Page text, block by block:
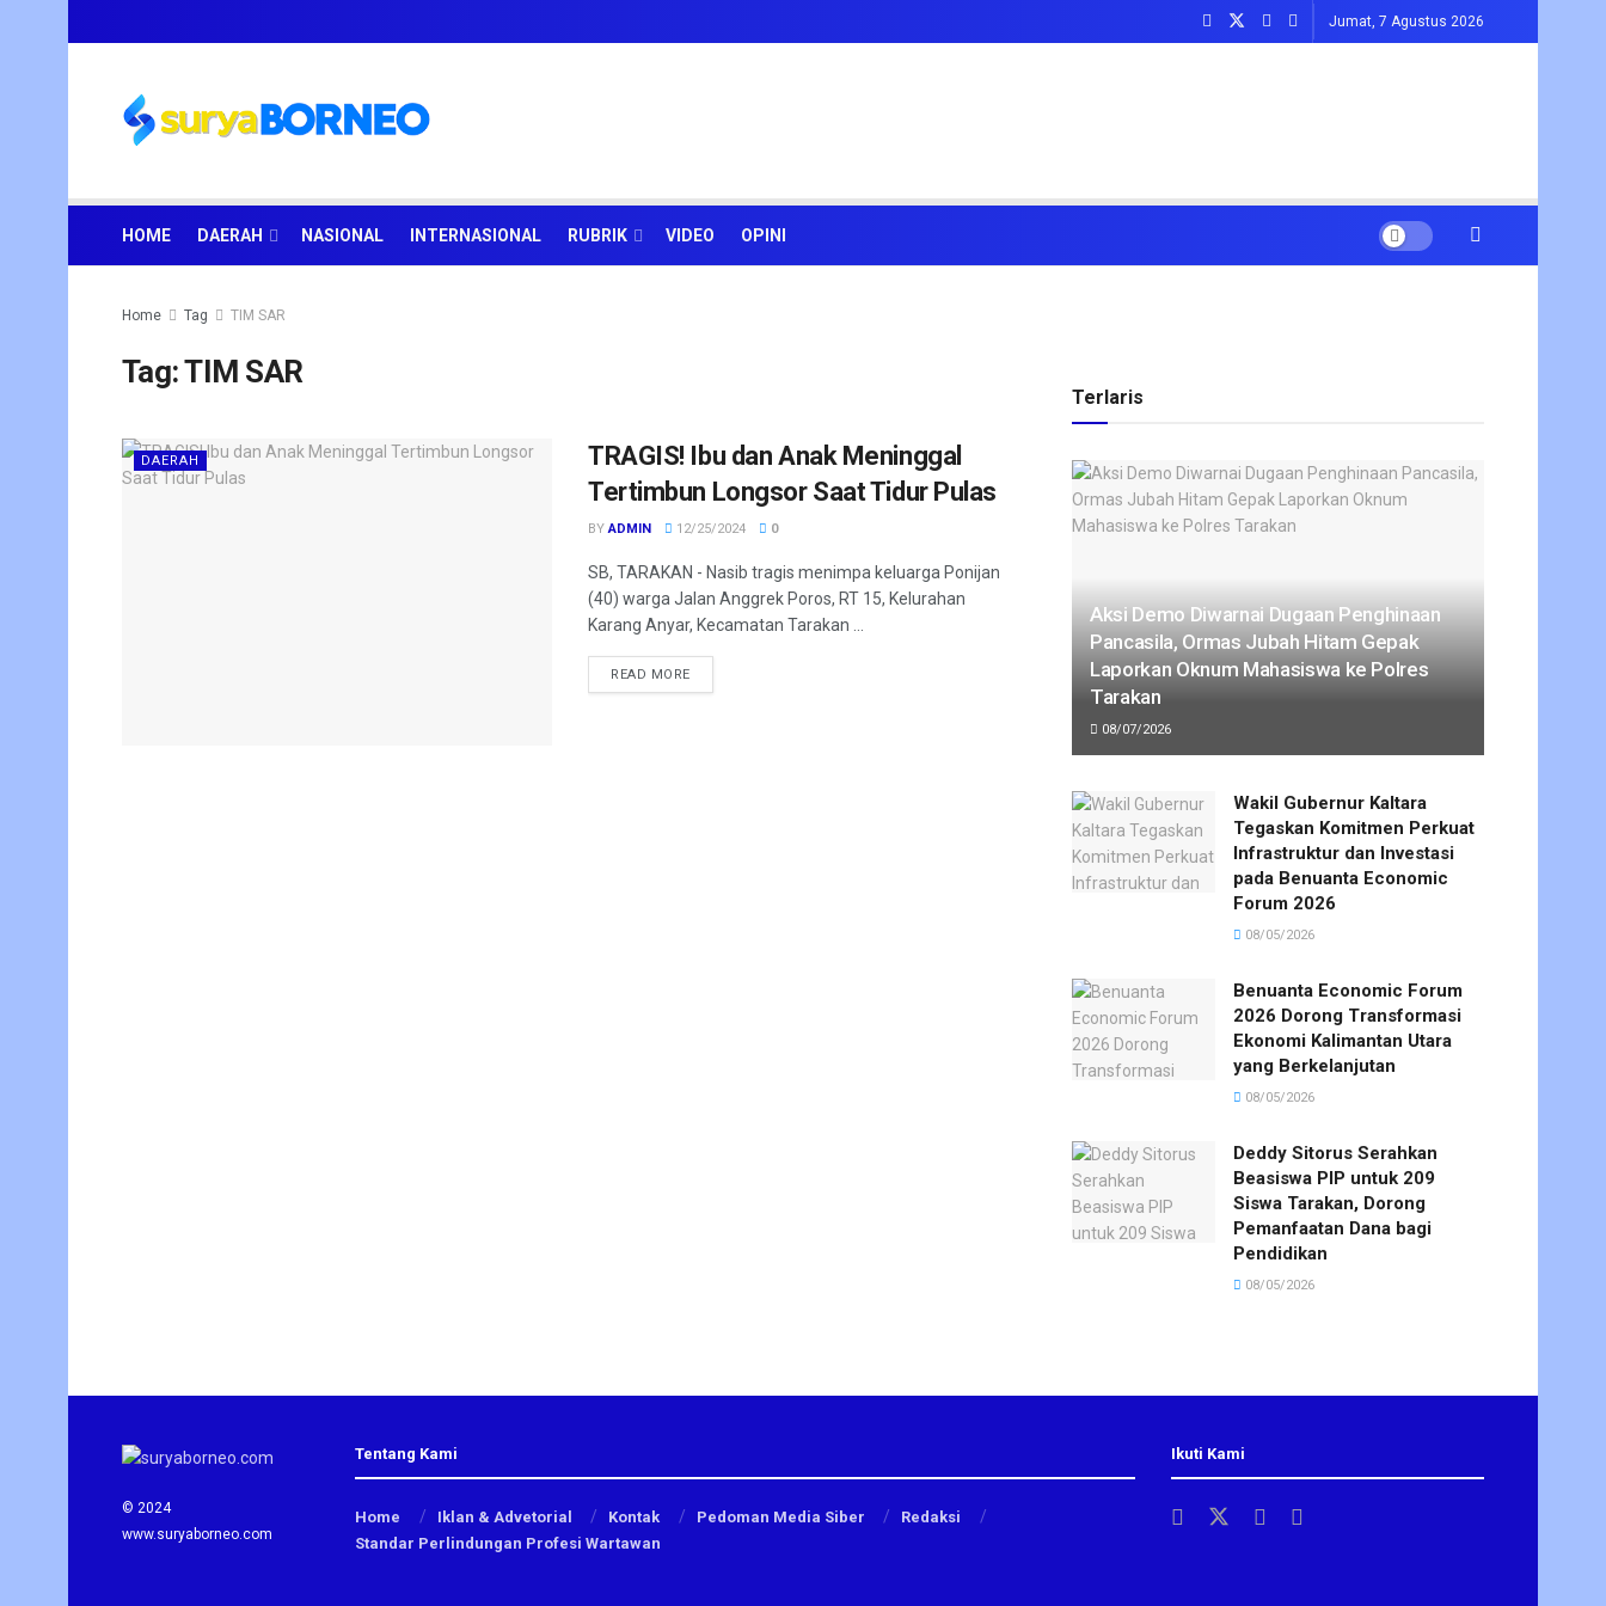
Jumat, 7 Agustus 2026
HOME DAERAH NASIONAL INTERNASIONAL RUBRIK VIDEO OPINI
Home Tag TIM SAR
Tag:TIM SAR
DAERAH
TRAGIS! Ibu dan Anak Meninggal
Tertimbun Longsor Saat Tidur Pulas
BY ADMIN 12/25/2024 0
SB, TARAKAN - Nasib tragis menimpa keluarga Ponijan
(40) warga Jalan Anggrek Poros, RT 15, Kelurahan
Karang Anyar, Kecamatan Tarakan ...
READ MOREDETAILS
Terlaris
Aksi Demo Diwarnai Dugaan Penghinaan
Pancasila, Ormas Jubah Hitam Gepak
Laporkan Oknum Mahasiswa ke Polres
Tarakan
08/07/2026
Wakil Gubernur Kaltara
Tegaskan Komitmen Perkuat
Infrastruktur dan Investasi
pada Benuanta Economic
Forum 2026
08/05/2026
Benuanta Economic Forum
2026 Dorong Transformasi
Ekonomi Kalimantan Utara
yang Berkelanjutan
08/05/2026
Deddy Sitorus Serahkan
Beasiswa PIP untuk 209
Siswa Tarakan, Dorong
Pemanfaatan Dana bagi
Pendidikan
08/05/2026
© 2024
www.suryaborneo.com
Tentang Kami
Home Iklan & Advetorial Kontak Pedoman Media Siber
Redaksi
Standar Perlindungan Profesi Wartawan
Ikuti Kami